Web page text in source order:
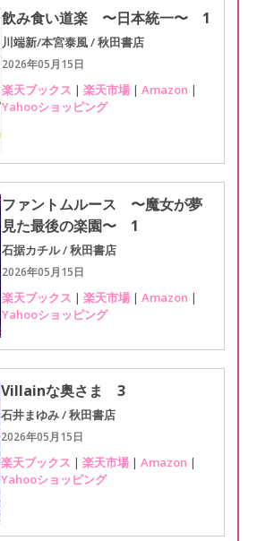
飲み食い道楽 〜日本統一〜 1
川端新/本宮泰風 / 秋田書店
2026年05月15日
楽天ブックス | 楽天市場 | Amazon |
Yahooショッピング
ファントムルース 〜魔女が夢
見た最後の楽園〜 1
石据カチル / 秋田書店
2026年05月15日
楽天ブックス | 楽天市場 | Amazon |
Yahooショッピング
Villainな奥さま 3
石井まゆみ / 秋田書店
2026年05月15日
楽天ブックス | 楽天市場 | Amazon |
Yahooショッピング